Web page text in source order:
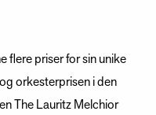
flere priser for sin unike
orkesterprisen i den
The Lauritz Melchior